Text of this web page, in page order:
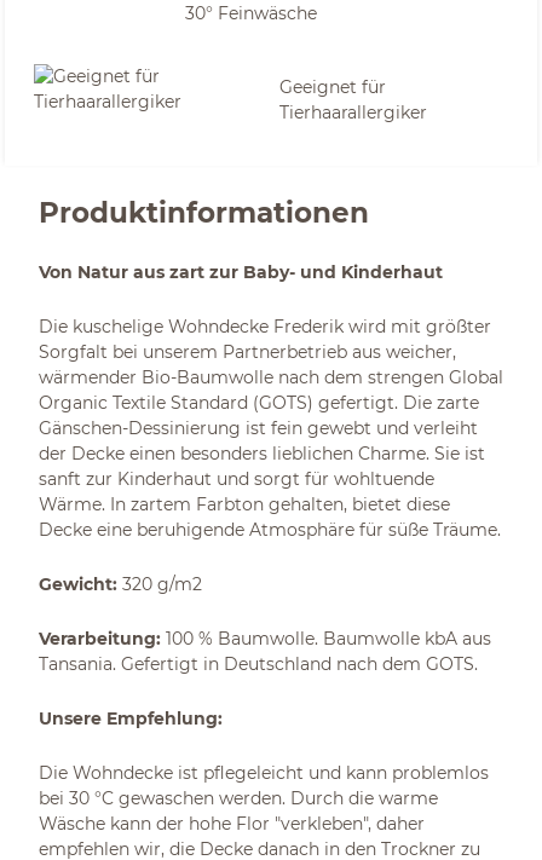
30° Feinwäsche
Geeignet für
Tierhaarallergiker
Produktinformationen
Von Natur aus zart zur Baby- und Kinderhaut
Die kuschelige Wohndecke Frederik wird mit größter
Sorgfalt bei unserem Partnerbetrieb aus weicher,
wärmender Bio-Baumwolle nach dem strengen Global
Organic Textile Standard (GOTS) gefertigt. Die zarte
Gänschen-Dessinierung ist fein gewebt und verleiht
der Decke einen besonders lieblichen Charme. Sie ist
sanft zur Kinderhaut und sorgt für wohltuende
Wärme. In zartem Farbton gehalten, bietet diese
Decke eine beruhigende Atmosphäre für süße Träume.
Gewicht: 320 g/m2
Verarbeitung: 100 % Baumwolle. Baumwolle kbA aus
Tansania. Gefertigt in Deutschland nach dem GOTS.
Unsere Empfehlung:
Die Wohndecke ist pflegeleicht und kann problemlos
bei 30 °C gewaschen werden. Durch die warme
Wäsche kann der hohe Flor "verkleben", daher
empfehlen wir, die Decke danach in den Trockner zu